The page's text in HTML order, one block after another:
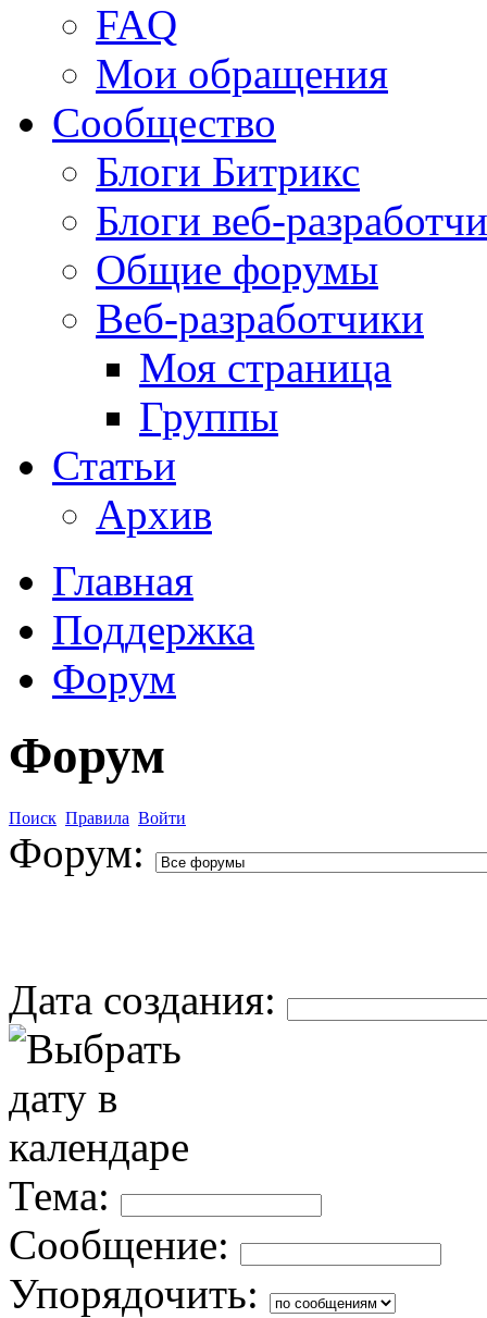
FAQ
Мои обращения
Сообщество
Блоги Битрикс
Блоги веб-
Общие форумы
Веб-разработчики
Моя страница
Группы
Статьи
Архив
Главная
Поддержка
Форум
Форум
Поиск Правила Войти
Форум:
Дата создания:
Тема:
Сообщение:
Упорядочить: